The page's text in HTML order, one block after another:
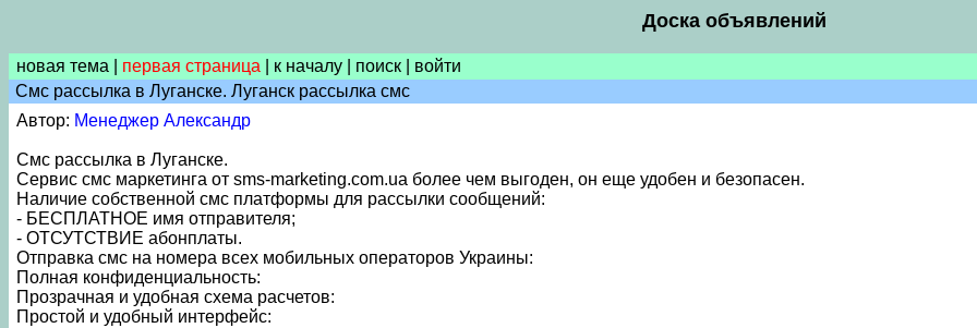
Доска объявлений
новая тема первая страница к началу поиск войти
Смс рассылка в Луганске. Луганск рассылка смс
Автор: Менеджер Александр
Смс рассылка в Луганске.
Сервис смс маркетинга от sms-marketing.com.ua более чем выгоден, он еще удобен и безопасен.
Наличие собственной смс платформы для рассылки сообщений:
- БЕСПЛАТНОЕ имя отправителя;
- ОТСУТСТВИЕ абонплаты.
Отправка смс на номера всех мобильных операторов Украины:
Полная конфиденциальность:
Прозрачная и удобная схема расчетов:
Простой и удобный интерфейс: